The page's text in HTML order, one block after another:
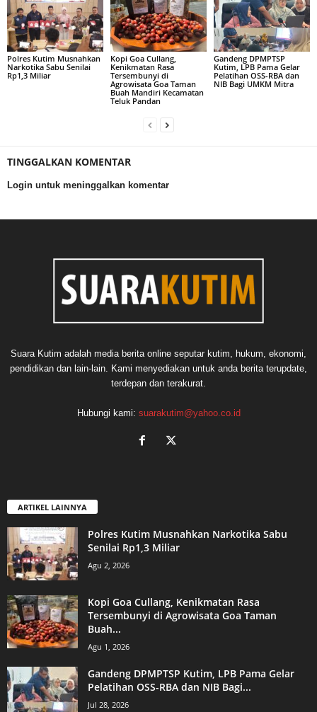
Polres Kutim Musnahkan
Narkotika Sabu Senilai
Rp1,3 Miliar
Kopi Goa Cullang,
Kenikmatan Rasa
Tersembunyi di
Agrowisata Goa Taman
Buah Mandiri Kecamatan
Teluk Pandan
Gandeng DPMPTSP
Kutim, LPB Pama Gelar
Pelatihan OSS-RBA dan
NIB Bagi UMKM Mitra
TINGGALKAN KOMENTAR
Login untuk meninggalkan komentar
Suara Kutim adalah media berita online seputar kutim, hukum, ekonomi,
pendidikan dan lain-lain. Kami menyediakan untuk anda berita terupdate,
terdepan dan terakurat.
Hubungi kami: suarakutim@yahoo.co.id
ARTIKEL LAINNYA
Polres Kutim Musnahkan Narkotika Sabu
Senilai Rp1,3 Miliar
Agu 2, 2026
Kopi Goa Cullang, Kenikmatan Rasa
Tersembunyi di Agrowisata Goa Taman
Buah...
Agu 1, 2026
Gandeng DPMPTSP Kutim, LPB Pama Gelar
Pelatihan OSS-RBA dan NIB Bagi...
Jul 28, 2026